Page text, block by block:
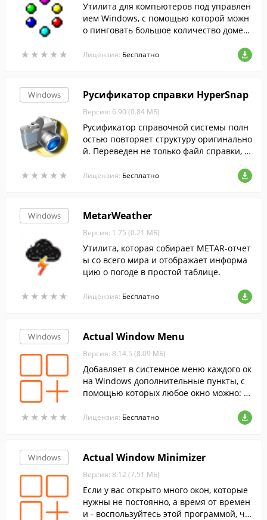
★ ★ ★ ★ ★
★ ★ ★ ★ ★
Утилита для компьютеров под управлен
ием Windows, с помощью которой можн
о пинговать большое количество домен
Лицензия: Бесплатно
Windows
★ ★ ★ ★ ★
★ ★ ★ ★ ★
Русификатор справки HyperSnap
Версия: 6.90 (0.84 МБ)
Русификатор справочной системы полн
остью повторяет структуру оригинально
й. Переведен не только файл справки, н
вающих подсказок.
Лицензия: Бесплатно
Windows
★ ★ ★ ★ ★
★ ★ ★ ★ ★
MetarWeather
Версия: 1.75 (0.21 МБ)
Утилита, которая собирает METAR-отчет
ы со всего мира и отображает информа
цию о погоде в простой таблице.
Лицензия: Бесплатно
Windows
★ ★ ★ ★ ★
★ ★ ★ ★ ★
Actual Window Menu
Версия: 8.14.5 (8.09 МБ)
Добавляет в системное меню каждого ок
на Windows дополнительные пункты, с
помощью которых любое окно можно: с
«поверх всех», сделать полупрозрачны
Лицензия: Бесплатно
Windows Actual Window Minimizer
Версия: 8.12 (7.51 МБ)
Если у вас открыто много окон, которые
нужны не постоянно, а время от времен
и - воспользуйтесь этой программой, чт